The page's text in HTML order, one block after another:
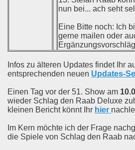
nun bei... ach seht
Eine Bitte noch: Ich
gerne mailen oder
Infos zu älteren Updates findet Ihr
entsprechenden neuen Updates-
Einen Tag vor der 51. Show am
wieder Schlag den Raab Deluxe
kleinen Bericht könnt Ihr hier
Im Kern möchte ich der Frage
die Spiele von Schlag den Raab